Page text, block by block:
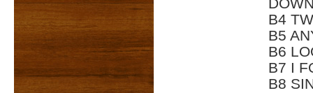
B4
B5
B6
B7 I
B8